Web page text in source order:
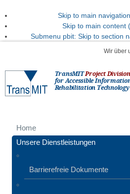
Skip to main
Skip to main content
Submenu pbit: Skip to section
Wir über
TransMITProject Division
for Accessible
Rehabilitation Technology
Home
Unsere Dienstleistungen
Barrierefreie Dokumente